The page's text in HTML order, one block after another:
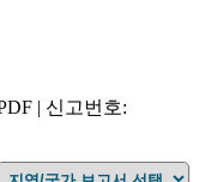
| 신고번호: